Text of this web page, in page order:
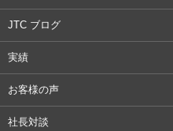
JTC ブログ
実績
お客様の声
社長対談